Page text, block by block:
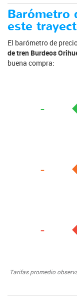
Barómetro
este
El barómetro de
de tren Burdeos
buena compra:
-
-
-
Tarifas promedio